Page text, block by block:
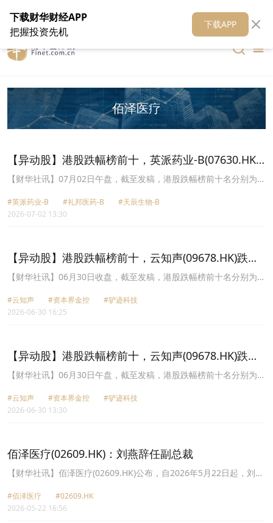
在线客服 关于我们 财华媒体矩阵 财华智库
佰泽医疗
【异动股】港股跌幅榜前十，英派药业-B(07630.HK)
跌39.14%，礼邦医药-B(09637.HK)跌33.06%
【财华社讯】07月02日午盘，截至发稿，港股跌幅榜前十名分别为英
33.06%、天辰生物-B(01779.HK)跌幅26.57%、今海医疗科技
(02225.HK)跌幅24.00%、江西生物(06915.HK)跌幅23.72%、驭势科
国微控股(02239.HK)跌幅21.31%。
#英派药业-B #礼邦医药-B
#天辰生物-B
2026-07-02 13:30
【异动股】港股跌幅榜前十，云知声(09678.HK)跌
41.19%，资本界金控(00204.HK)跌37.06%
【财华社讯】06月30日收盘，截至发稿，港股跌幅榜前十名分别为云
驴迹科技(01745.HK)跌幅30.51%、泽景股份(02632.HK)跌幅
27.02%、中国基础能源(08117.HK)跌幅24.07%、倩碧控股
佰金生命科学(01466.HK)跌幅19.23%。
#云知声 #资本界金控
#驴迹科技
2026-06-30 16:25
【异动股】港股跌幅榜前十，云知声(09678.HK)跌
41.89%，资本界金控(00204.HK)跌36.36%
【财华社讯】06月30日午盘，截至发稿，港股跌幅榜前十名分别为云
驴迹科技(01745.HK)跌幅25.42%、义合控股(01662.HK)跌幅
24.39%、数科集团股权(02970.HK)跌幅22.33%、佰泽医疗
倩碧控股(08367.HK)跌幅16.80%。
#云知声 #资本界金控
#驴迹科技
2026-06-30 13:30
佰泽医疗(02609.HK)：刘燕辞任副总裁
【财华社讯】佰泽医疗(02609.HK)公布，自2026年5月22日起，刘燕
他事务。
#佰泽医疗
#02609.HK
2026-05-22 16:56
下载财华财经APP
把握投资先机
下载APP